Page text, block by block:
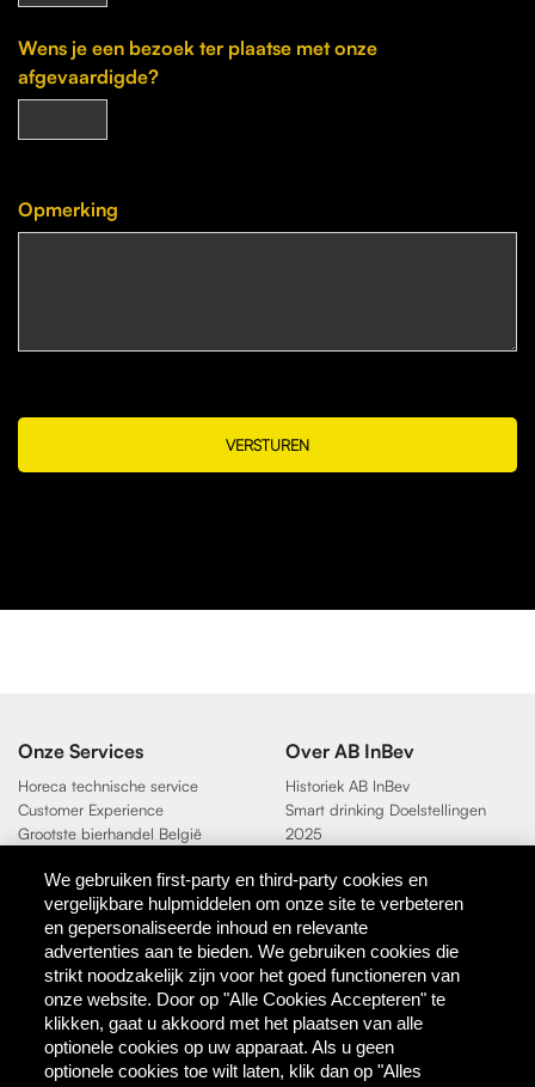
Wens je een bezoek ter plaatse met onze
afgevaardigde?
Opmerking
VERSTUREN
Onze Services
Horeca technische service
Customer Experience
Grootste bierhandel België
Over AB InBev
Historiek AB InBev
Smart drinking Doelstellingen
2025
Contact
AB InBev
Direct Contact
Tools & Partners
Downloadcentrum
We gebruiken first-party en third-party cookies en
vergelijkbare hulpmiddelen om onze site te verbeteren
en gepersonaliseerde inhoud en relevante
advertenties aan te bieden. We gebruiken cookies die
strikt noodzakelijk zijn voor het goed functioneren van
onze website. Door op "Alle Cookies Accepteren" te
klikken, gaat u akkoord met het plaatsen van alle
optionele cookies op uw apparaat. Als u geen
optionele cookies toe wilt laten, klik dan op "Alles